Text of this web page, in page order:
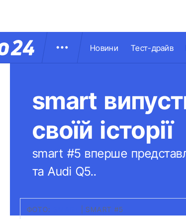
Новини Тест-драйв
smart
своїй історії
smart #5 вперше
та Audi Q5..
ФОТО: SMART #5